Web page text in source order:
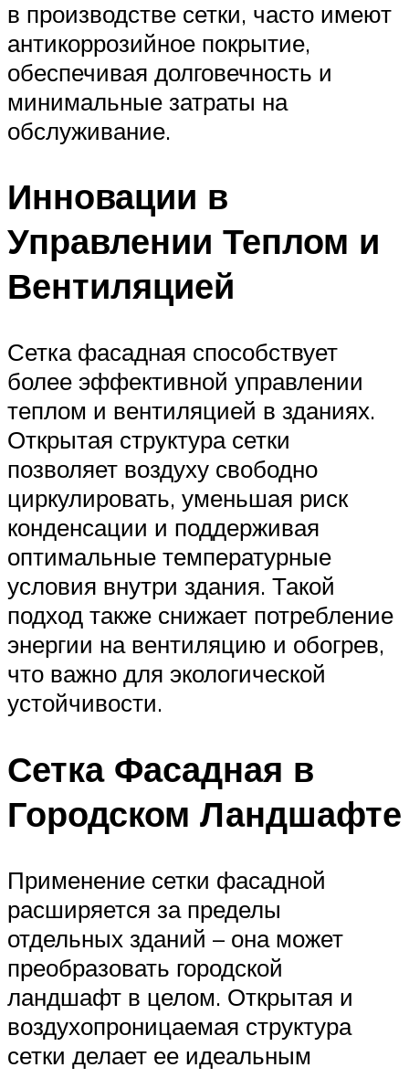
в производстве сетки, часто имеют
антикоррозийное покрытие,
обеспечивая долговечность и
минимальные затраты на
обслуживание.
Инновации в
Управлении Теплом и
Вентиляцией
Сетка фасадная способствует
более эффективной управлении
теплом и вентиляцией в зданиях.
Открытая структура сетки
позволяет воздуху свободно
циркулировать, уменьшая риск
конденсации и поддерживая
оптимальные температурные
условия внутри здания. Такой
подход также снижает потребление
энергии на вентиляцию и обогрев,
что важно для экологической
устойчивости.
Сетка Фасадная в
Городском Ландшафте
Применение сетки фасадной
расширяется за пределы
отдельных зданий – она может
преобразовать городской
ландшафт в целом. Открытая и
воздухопроницаемая структура
сетки делает ее идеальным